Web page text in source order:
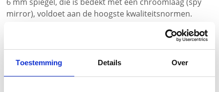
Toestemming Details Over
mirror), voldoet aan de hoogste kwaliteitsnormen.
spiegelglas schijnt; Als u hem uitzet, lijkt hij op een
normale spiegel. Maar in vergelijking met een ‘normale’
spiegel ziet het glas er donkerder uit.
In de prijs inbegrepen is een15,6 inch beeldschermmet